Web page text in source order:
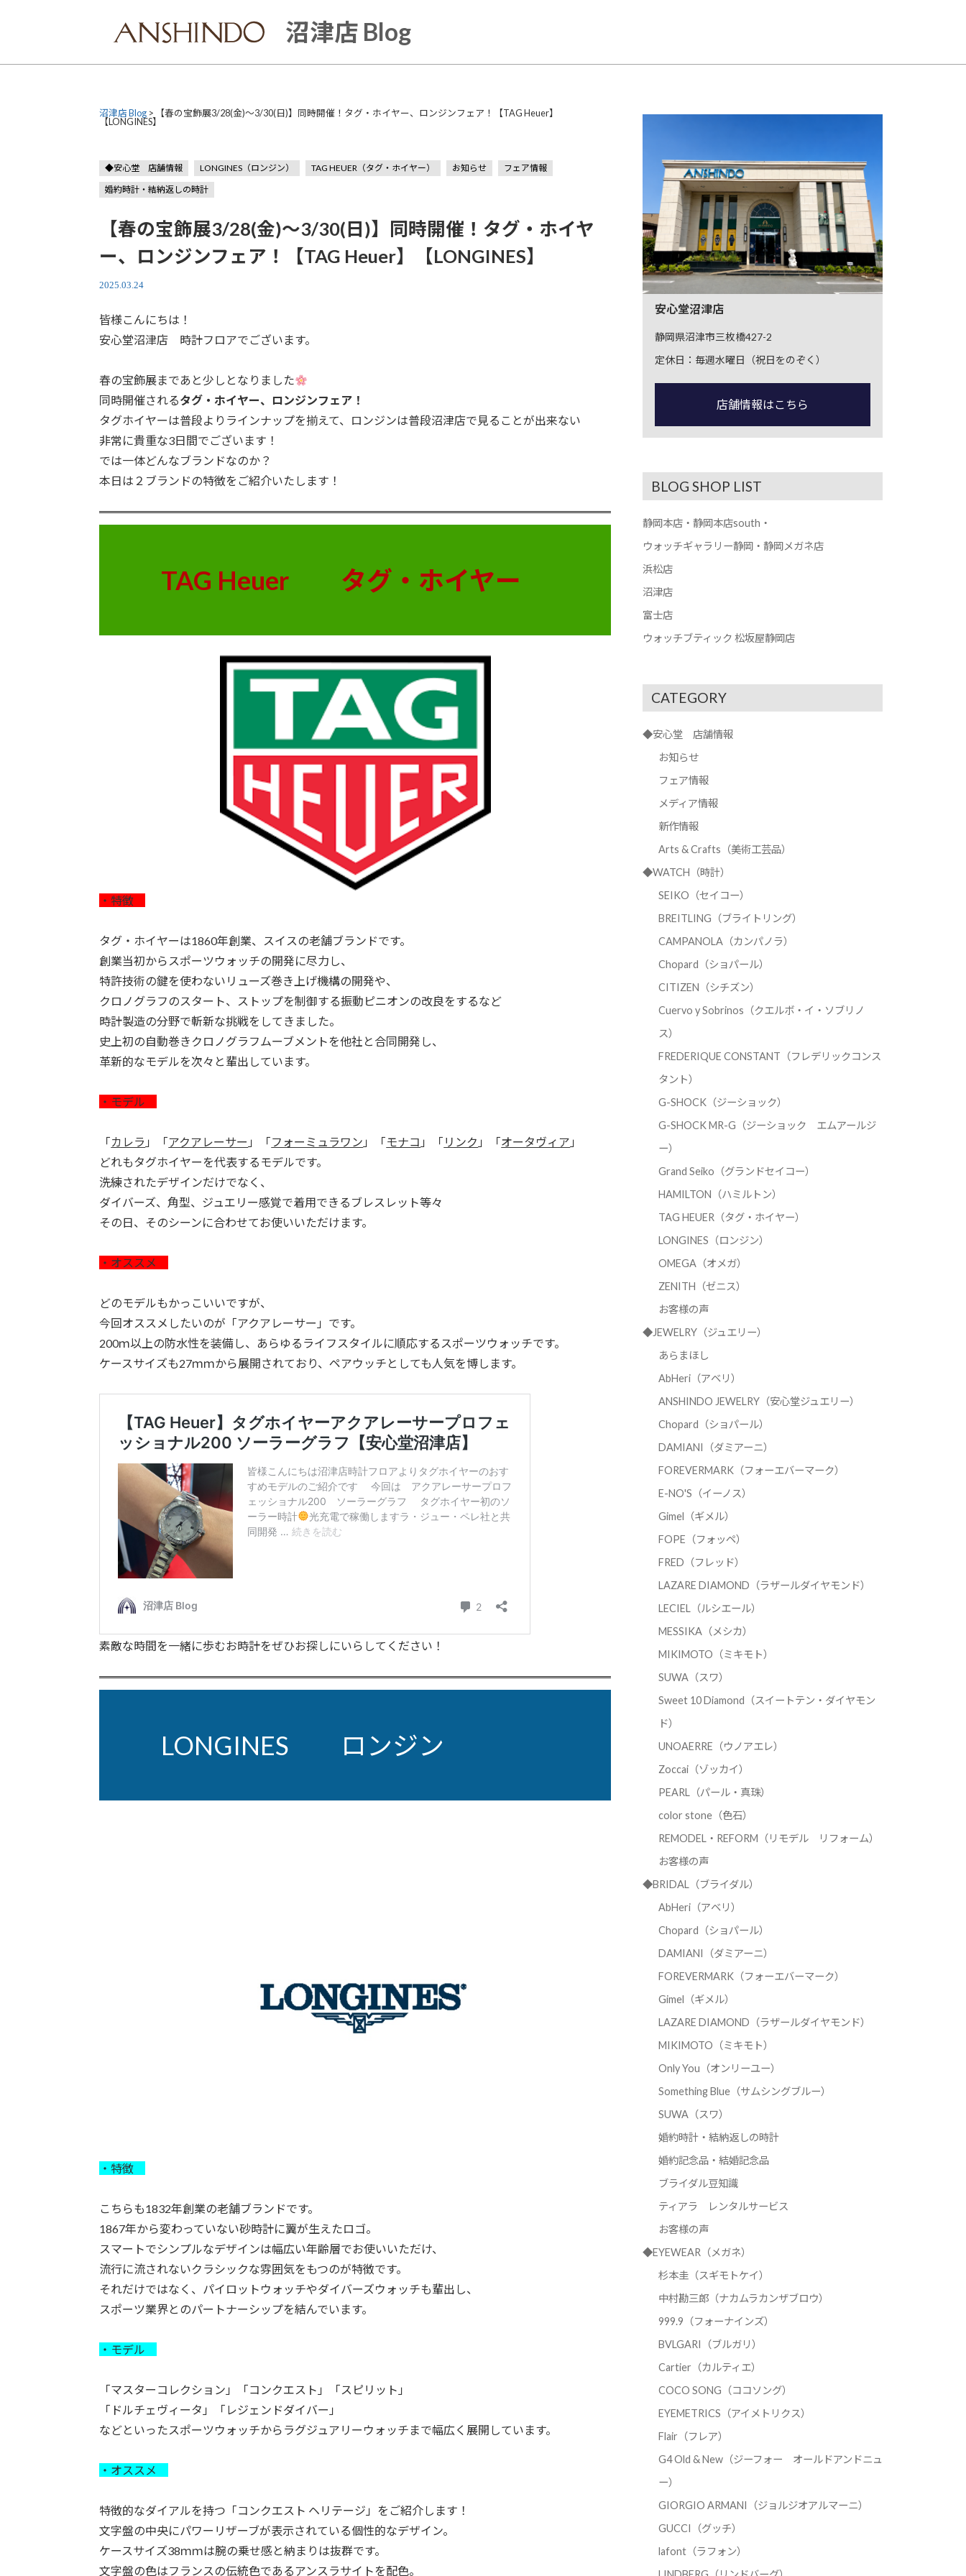
沼津店 Blog
沼津店 Blog > 【春の宝飾展3/28(金)～3/30(日)】同時開催！タグ・ホイヤー、ロンジンフェア！【TAG Heuer】
【LONGINES】
◆安心堂 店舗情報 LONGINES（ロンジン） TAG HEUER（タグ・ホイヤー） お知らせ
フェア情報
婚約時計・結納返しの時計
【春の宝飾展3/28(金)～3/30(日)】同時開催！タグ・ホイヤ
ー、ロンジンフェア！【TAG Heuer】【LONGINES】
2025.03.24
皆様こんにちは！
安心堂沼津店 時計フロアでございます。
春の宝飾展まであと少しとなりました
同時開催されるタグ・ホイヤー、ロンジンフェア！
タグホイヤーは普段よりラインナップを揃えて、ロンジンは普段沼津店で見ることが出来ない
非常に貴重な3日間でございます！
では一体どんなブランドなのか？
本日は２ブランドの特徴をご紹介いたします！
TAG Heuer タグ・ホイヤー
・特徴
タグ・ホイヤーは1860年創業、スイスの老舗ブランドです。
創業当初からスポーツウォッチの開発に尽力し、
特許技術の鍵を使わないリューズ巻き上げ機構の開発や、
クロノグラフのスタート、ストップを制御する振動ピニオンの改良をするなど
時計製造の分野で斬新な挑戦をしてきました。
史上初の自動巻きクロノグラフムーブメントを他社と合同開発し、
革新的なモデルを次々と輩出しています。
・モデル
「カレラ 」「アクアレーサー 」「フォーミュラワン 」「モナコ 」「 リンク 」「オータヴィア 」
どれもタグホイヤーを代表するモデルです。
洗練されたデザインだけでなく、
ダイバーズ、角型、ジュエリー感覚で着用できるブレスレット等々
その日、そのシーンに合わせてお使いいただけます。
・オススメ
どのモデルもかっこいいですが、
今回オススメしたいのが「アクアレーサー」です。
200ｍ以上の防水性を装備し、あらゆるライフスタイルに順応するスポーツウォッチです。
ケースサイズも27ｍｍから展開されており、ペアウッチとしても人気を博します。
素敵な時間を一緒に歩むお時計をぜひお探しにいらしてください！
LONGINES ロンジン
・特徴
こちらも1832年創業の老舗ブランドです。
1867年から変わっていない砂時計に翼が生えたロゴ。
スマートでシンプルなデザインは幅広い年齢層でお使いいただけ、
流行に流されないクラシックな雰囲気をもつのが特徴です。
それだけではなく、パイロットウォッチやダイバーズウォッチも輩出し、
スポーツ業界とのパートナーシップを結んでいます。
・モデル
「マスターコレクション」「コンクエスト」「スピリット」
「ドルチェヴィータ」「レジェンドダイバー」
などといったスポーツウォッチからラグジュアリーウォッチまで幅広く展開しています。
・オススメ
特徴的なダイアルを持つ「コンクエスト ヘリテージ」をご紹介します！
文字盤の中央にパワーリザーブが表示されている個性的なデザイン。
ケースサイズ38ｍｍは腕の乗せ感と納まりは抜群です。
文字盤の色はフランスの伝統色であるアンスラサイトを配色。
安心堂沼津店
静岡県沼津市三枚橋427-2
定休日：毎週水曜日（祝日をのぞく）
店舗情報はこちら
BLOG SHOP LIST
静岡本店・静岡本店south・
ウォッチギャラリー静岡・静岡メガネ店
浜松店
沼津店
富士店
ウォッチブティック 松坂屋静岡店
CATEGORY
◆安心堂 店舗情報
お知らせ
フェア情報
メディア情報
新作情報
Arts & Crafts（美術工芸品）
◆WATCH（時計）
SEIKO（セイコー）
BREITLING（ブライトリング）
CAMPANOLA（カンパノラ）
Chopard（ショパール）
CITIZEN（シチズン）
Cuervo y Sobrinos（クエルボ・イ・ソブリノ
ス）
FREDERIQUE CONSTANT（フレデリックコンス
タント）
G-SHOCK（ジーショック）
G-SHOCK MR-G（ジーショック エムアールジ
ー）
Grand Seiko（グランドセイコー）
HAMILTON（ハミルトン）
TAG HEUER（タグ・ホイヤー）
LONGINES（ロンジン）
OMEGA（オメガ）
ZENITH（ゼニス）
お客様の声
◆JEWELRY（ジュエリー）
あらまほし
AbHeri（アベリ）
ANSHINDO JEWELRY（安心堂ジュエリー）
Chopard（ショパール）
DAMIANI（ダミアーニ）
FOREVERMARK（フォーエバーマーク）
E-NO'S（イーノス）
Gimel（ギメル）
FOPE（フォッペ）
FRED（フレッド）
LAZARE DIAMOND（ラザールダイヤモンド）
LECIEL（ルシエール）
MESSIKA（メシカ）
MIKIMOTO（ミキモト）
SUWA（スワ）
Sweet 10 Diamond（スイートテン・ダイヤモン
ド）
UNOAERRE（ウノアエレ）
Zoccai（ゾッカイ）
PEARL（パール・真珠）
color stone（色石）
REMODEL・REFORM（リモデル リフォーム）
お客様の声
◆BRIDAL（ブライダル）
AbHeri（アベリ）
Chopard（ショパール）
DAMIANI（ダミアーニ）
FOREVERMARK（フォーエバーマーク）
Gimel（ギメル）
LAZARE DIAMOND（ラザールダイヤモンド）
MIKIMOTO（ミキモト）
Only You（オンリーユー）
Something Blue（サムシングブルー）
SUWA（スワ）
婚約時計・結納返しの時計
婚約記念品・結婚記念品
ブライダル豆知識
ティアラ レンタルサービス
お客様の声
◆EYEWEAR（メガネ）
杉本圭（スギモトケイ）
中村勘三郎（ナカムラカンザブロウ）
999.9（フォーナインズ）
BVLGARI（ブルガリ）
Cartier（カルティエ）
COCO SONG（ココソング）
EYEMETRICS（アイメトリクス）
Flair（フレア）
G4 Old & New（ジーフォー オールドアンドニュ
ー）
GIORGIO ARMANI（ジョルジオアルマーニ）
GUCCI（グッチ）
lafont（ラフォン）